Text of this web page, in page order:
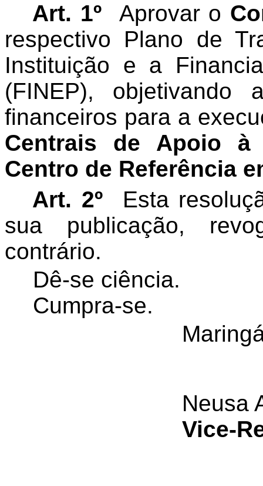
Art. 1º Aprovar o
respectivo Plano de
Instituição e a
(FINEP), objetivando
financeiros para a
Centrais de Apoio à
Centro de Referência
Art. 2º Esta
sua publicação,
contrário.
Dê-se ciência.
Cumpra-se.
Neusa
Vice-